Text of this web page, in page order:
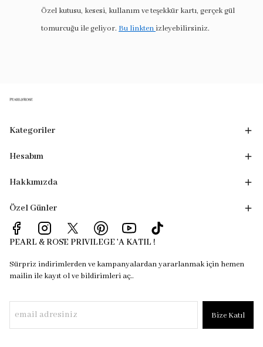
Özel kutusu, kesesi, kullanım ve teşekkür kartı, gerçek gül
tomurcuğu ile geliyor. Bu linkten izleyebilirsiniz.
Kategoriler
Hesabım
Hakkımızda
Özel Günler
PEARL & ROSE PRIVILEGE 'A KATIL !
Sürpriz indirimlerden ve kampanyalardan yararlanmak için hemen
mailin ile kayıt ol ve bildirimleri aç..
Bize Katıl